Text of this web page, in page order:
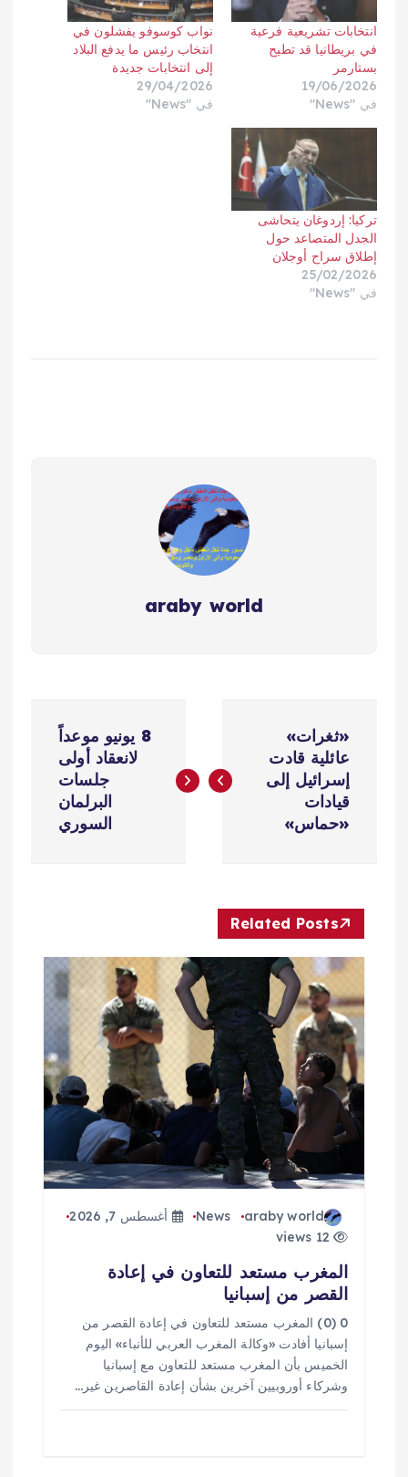
انتخابات تشريعية فرعية
في بريطانيا قد تطيح
بستارمر
19/06/2026
في "News"
نواب كوسوفو يفشلون في
انتخاب رئيس ما يدفع البلاد
إلى انتخابات جديدة
29/04/2026
في "News"
تركيا: إردوغان يتحاشى
الجدل المتصاعد حول
إطلاق سراح أوجلان
25/02/2026
في "News"
araby world
ص
م
ق
«ثغرات»
عائلية قادت
إسرائيل إلى
قيادات
«حماس»
8 يونيو موعداً
لانعقاد أولى
جلسات
البرلمان
السوري
Related Posts
araby world
News
أغسطس 7, 2026
12 views
المغرب مستعد للتعاون في إعادة
القصر من إسبانيا
0 (0) المغرب مستعد للتعاون في إعادة القصر من
إسبانيا أفادت «وكالة المغرب العربي للأنباء» اليوم
الخميس بأن المغرب مستعد للتعاون مع إسبانيا
وشركاء أوروبيين آخرين بشأن إعادة القاصرين غير…